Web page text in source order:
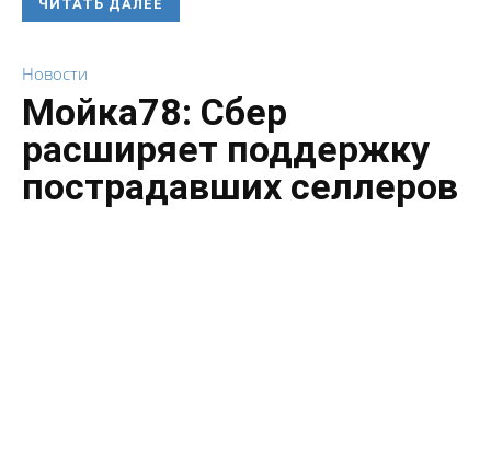
ЧИТАТЬ ДАЛЕЕ
Новости
Мойка78: Сбер
расширяет поддержку
пострадавших селлеров